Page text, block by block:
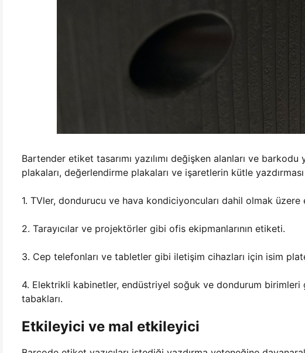
Bartender etiket tasarımı yazılımı değişken alanları ve
plakaları, değerlendirme plakaları ve işaretlerin kütle
1. TVler, dondurucu ve hava kondiciyoncuları dahil olmak
2. Tarayıcılar ve projektörler gibi ofis ekipmanlarının etiketi.
3. Cep telefonları ve tabletler gibi iletişim cihazları için isim
4. Elektrikli kabinetler, endüstriyel soğuk ve dondurum
tabakları.
Etkileyici ve mal etkileyici